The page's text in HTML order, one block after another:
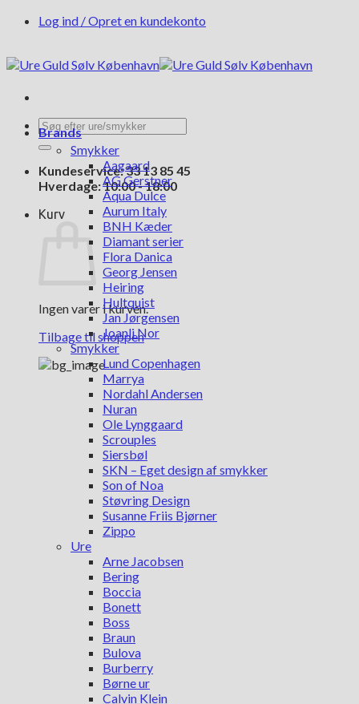
FortsætLog ind / Opret en kundekonto
Søg
efter:
Kundeservice: 33 13 85 45
Hverdage: 10:00 - 18:00
Kurv
Ingen varer i kurven.
Tilbage til shoppen
Brands
Smykker
Aagaard
AG Gerstner
Aqua Dulce
Aurum Italy
BNH Kæder
Diamant serier
Flora Danica
Georg Jensen
Heiring
Hultquist
Jan Jørgensen
Joanli Nor
Smykker
Lund Copenhagen
Marrya
Nordahl Andersen
Nuran
Ole Lynggaard
Scrouples
Siersbøl
SKN – Eget design af smykker
Son of Noa
Støvring Design
Susanne Friis Bjørner
Zippo
Ure
Arne Jacobsen
Bering
Boccia
Bonett
Boss
Braun
Bulova
Burberry
Børne ur
Calvin Klein